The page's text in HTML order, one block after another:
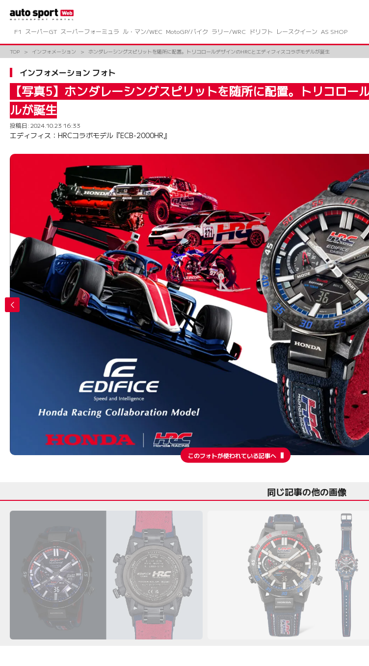
ツ
ス
F1
スーパーGT スーパーフォーミュラ ル・マン/WEC MotoGP/バイク ラリー/WRC ドリフト レースクイーン AS SHOP
TOP インフォメーション ホンダレーシングスピリットを随所に配置。トリコロールデザインのHRCとエディフィスコラボモデルが誕生
インフォメーション フォト
【写真5】ホンダレーシングスピリットを随所に配置。トリコロ
ルが誕生
投稿日: 2024.10.23 16:33
エディフィス：HRCコラボモデル『ECB-2000HR』
このフォトが使われている記事へ
同じ記事の他の画像